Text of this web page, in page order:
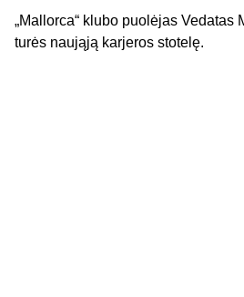
„Mallorca“ klubo puolėjas Vedatas
turės naująją karjeros stotelę.